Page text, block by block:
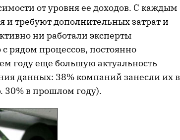
от уровня ее доходов. С каждым
требуют дополнительных затрат и
ни работали эксперты
рядом процессов, постоянно
году еще большую актуальность
данных: 38% компаний занесли их в
30% в прошлом году).